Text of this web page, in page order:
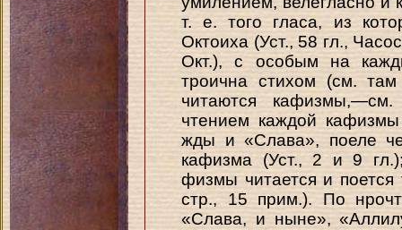
т. е. того гласа, из
Октоиха (Уст., 58 гл.,
Окт.), с особым на
троична стихом (см.
читаются
чтением каждой
жды и «Слава», поеле
кафизма (Уст., 2 и 9
физмы читается и
стр., 15 прим.). По
«Слава, и ныне»,